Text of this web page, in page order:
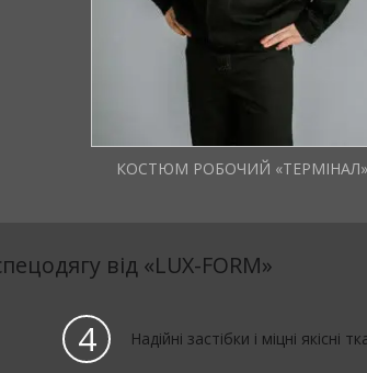
КОСТЮМ РОБОЧИЙ «ТЕРМІНАЛ»
від «LUX-FORM»
4 Надійні застібки і міцні якісні